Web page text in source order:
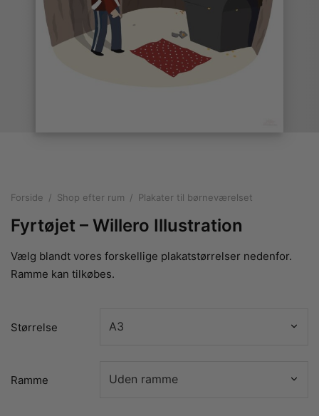
Forside / Shop efter rum / Plakater til børneværelset
Fyrtøjet – Willero Illustration
Vælg blandt vores forskellige plakatstørrelser nedenfor.
Ramme kan tilkøbes.
Størrelse
Ramme
plakater
i pastelfarver
til sommerhuset
plakater
med kvinder